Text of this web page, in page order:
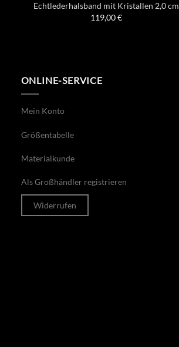
Echtlederhalsband mit Kristallen 2,0 cm
119,00€
ONLINE-SERVICE
Mein Konto
Größentabelle
Materialkunde
Als Großhändler registrieren
Widerrufen